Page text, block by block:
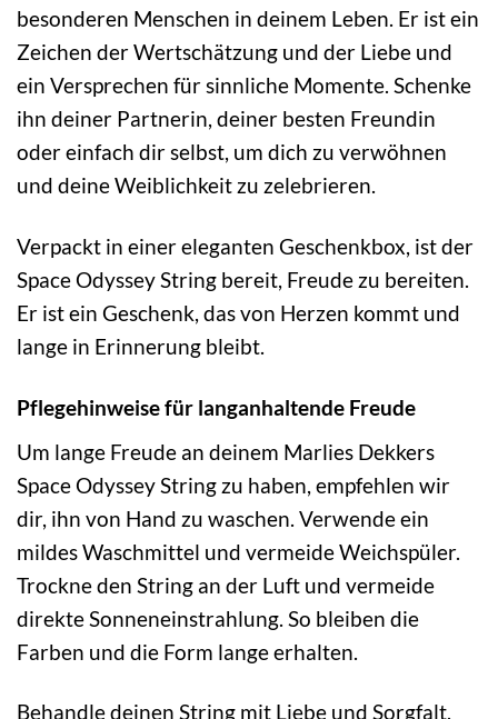
besonderen Menschen in deinem Leben. Er ist ein
Zeichen der Wertschätzung und der Liebe und
ein Versprechen für sinnliche Momente. Schenke
ihn deiner Partnerin, deiner besten Freundin
oder einfach dir selbst, um dich zu verwöhnen
und deine Weiblichkeit zu zelebrieren.
Verpackt in einer eleganten Geschenkbox, ist der
Space Odyssey String bereit, Freude zu bereiten.
Er ist ein Geschenk, das von Herzen kommt und
lange in Erinnerung bleibt.
Pflegehinweise für langanhaltende Freude
Um lange Freude an deinem Marlies Dekkers
Space Odyssey String zu haben, empfehlen wir
dir, ihn von Hand zu waschen. Verwende ein
mildes Waschmittel und vermeide Weichspüler.
Trockne den String an der Luft und vermeide
direkte Sonneneinstrahlung. So bleiben die
Farben und die Form lange erhalten.
Behandle deinen String mit Liebe und Sorgfalt,